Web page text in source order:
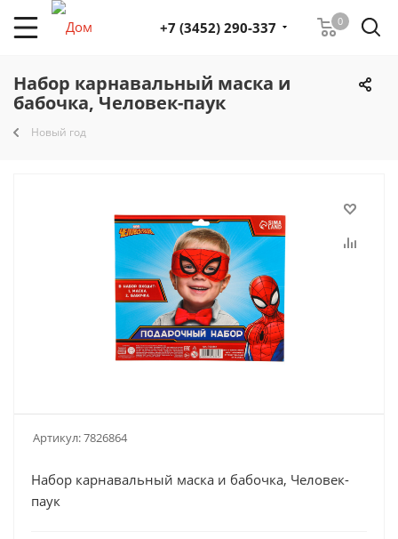
0
+7 (3452) 290-337
Набор карнавальный маска и
бабочка, Человек-паук
Новый год
Артикул:7826864
Набор карнавальный маска и бабочка, Человек-
паук